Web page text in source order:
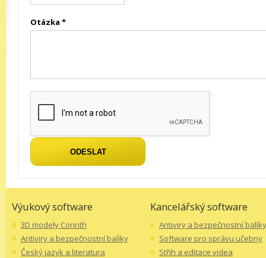
Otázka *
Výukový software
3D modely Corinth
Antiviry a bezpečnostní balíky
Český jazyk a literatura
Kancelářský software
Antiviry a bezpečnostní balíky
Software pro správu učebny
Střih a editace videa